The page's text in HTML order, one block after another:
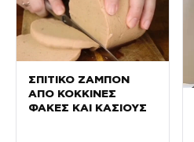
ΣΠΙΤΙΚΟ ΖΑΜΠΟΝ
ΑΠΟ ΚΟΚΚΙΝΕΣ
ΦΑΚΕΣ ΚΑΙ ΚΑΣΙΟΥΣ